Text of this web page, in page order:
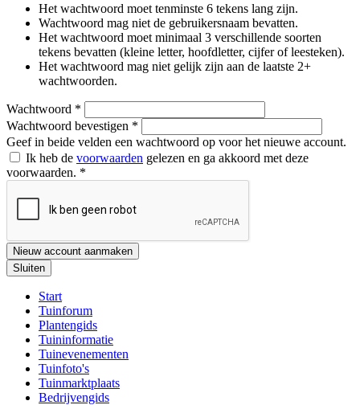
Het wachtwoord moet tenminste 6 tekens lang zijn.
Wachtwoord mag niet de gebruikersnaam bevatten.
Het wachtwoord moet minimaal 3 verschillende soorten
tekens bevatten (kleine letter, hoofdletter, cijfer of leesteken).
Het wachtwoord mag niet gelijk zijn aan de laatste 2+
wachtwoorden.
Wachtwoord *
Wachtwoord bevestigen *
Geef in beide velden een wachtwoord op voor het nieuwe account.
Ik heb de voorwaarden gelezen en ga akkoord met deze
voorwaarden. *
Nieuw account aanmaken
Sluiten
Start
Tuinforum
Plantengids
Tuininformatie
Tuinevenementen
Tuinfoto's
Tuinmarktplaats
Bedrijvengids